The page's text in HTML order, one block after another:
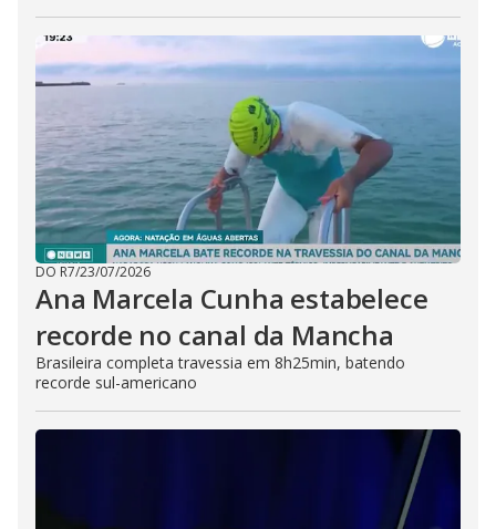
DO R7/23/07/2026
Ana Marcela Cunha estabelece
recorde no canal da Mancha
Brasileira completa travessia em 8h25min, batendo
recorde sul-americano